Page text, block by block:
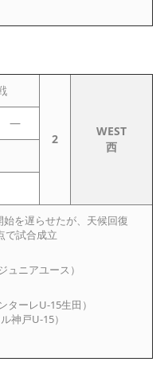
2
WEST
西
—
を遅らせたが、天候回復
で試合成立
ニアユース）
ーレU-15生田）
神戸U-15）